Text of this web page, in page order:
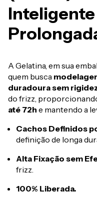
A Gelatina, em sua
quem busca
duradoura sem
do frizz,
até 72h e mantendo a
Cachos Definidos
definição de longa
Alta Fixação sem
frizz.
100% Liberada.